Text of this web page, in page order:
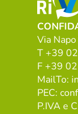
Via
T +39
F +39
MailTo:
PEC:
P.IVA e